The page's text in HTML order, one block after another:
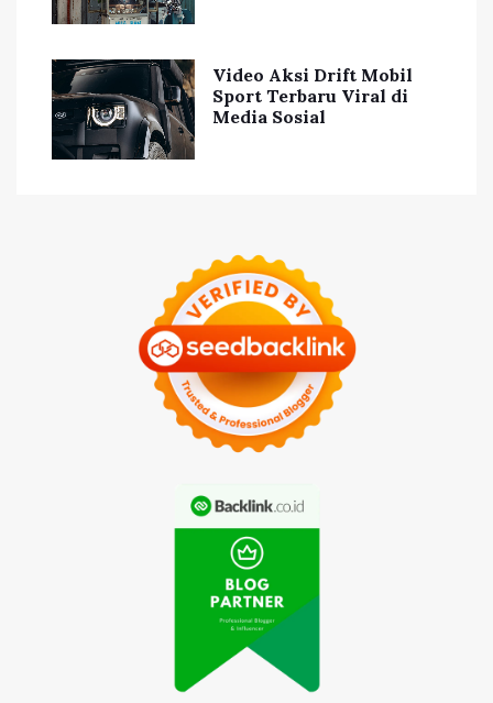
Video Aksi Drift Mobil
Sport Terbaru Viral di
Media Sosial